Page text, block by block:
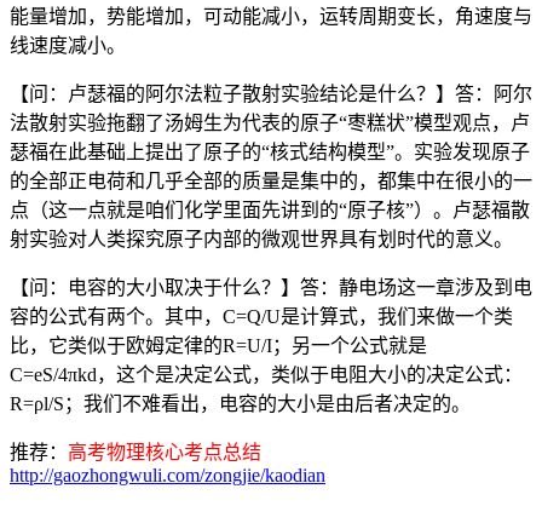
能量增加，势能增加，可动能减小，运转周期变长，角速度与
线速度减小。
【问：卢瑟福的阿尔法粒子散射实验结论是什么？】答：阿尔
法散射实验拖翻了汤姆生为代表的原子“枣糕状”模型观点，卢
瑟福在此基础上提出了原子的“核式结构模型”。实验发现原子
的全部正电荷和几乎全部的质量是集中的，都集中在很小的一
点（这一点就是咱们化学里面先讲到的“原子核”）。卢瑟福散
射实验对人类探究原子内部的微观世界具有划时代的意义。
【问：电容的大小取决于什么？】答：静电场这一章涉及到电
容的公式有两个。其中，C=Q/U是计算式，我们来做一个类
比，它类似于欧姆定律的R=U/I；另一个公式就是
C=eS/4πkd，这个是决定公式，类似于电阻大小的决定公式：
R=ρl/S；我们不难看出，电容的大小是由后者决定的。
推荐： 高考物理核心考点总结
http://gaozhongwuli.com/zongjie/kaodian